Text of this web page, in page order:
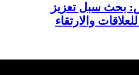
بحث سبل تعزيز
للعلاقات والارتقاء